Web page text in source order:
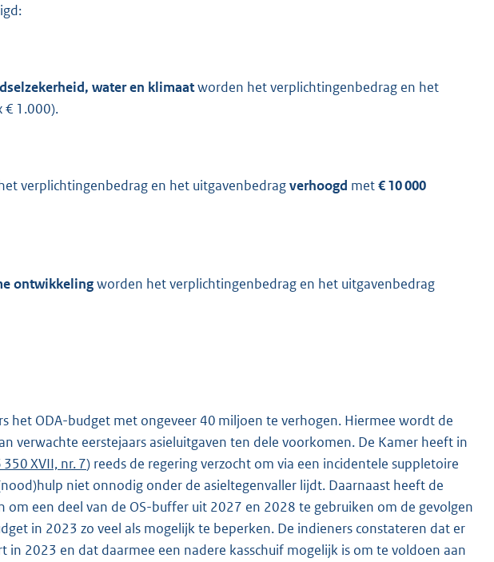
K
water en klimaatworden het verplichtingenbedrag en het
€ 1.000).
verplichtingenbedrag en het uitgavenbedragverhoogd met€ 10 000
ontwikkelingworden het verplichtingenbedrag en het uitgavenbedrag
het ODA-budget met ongeveer 40 miljoen te verhogen. Hiermee wordt de
verwachte eerstejaars asieluitgaven ten dele voorkomen. De Kamer heeft in
350 XVII, nr. 7) reeds de regering verzocht om via een incidentele suppletoire
niet onnodig onder de asieltegenvaller lijdt. Daarnaast heeft de
om een deel van de OS-buffer uit 2027 en 2028 te gebruiken om de gevolgen
in 2023 zo veel als mogelijk te beperken. De indieners constateren dat er
in 2023 en dat daarmee een nadere kasschuif mogelijk is om te voldoen aan